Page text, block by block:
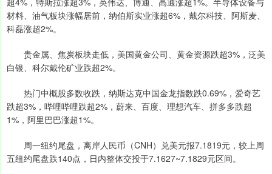
材料、油气板块涨幅居前，纳伯斯实业涨超6%，戴尔科技、阿斯麦、
科磊涨超2%。
贵金属、焦炭板块走低，美国黄金公司、黄金资源跌超3%，泛美
白银、科尔戴伦矿业跌超2%。
热门中概股多数收跌，纳斯达克中国金龙指数跌0.69%，爱奇艺
跌超3%，哔哩哔哩跌超2%，蔚来、百度、理想汽车、拼多多跌超
1%，阿里巴巴涨超1%。
周一纽约尾盘，离岸人民币（CNH）兑美元报7.1819元，较上周
五纽约尾盘跌140点，日内整体交投于7.1627~7.1829元区间。